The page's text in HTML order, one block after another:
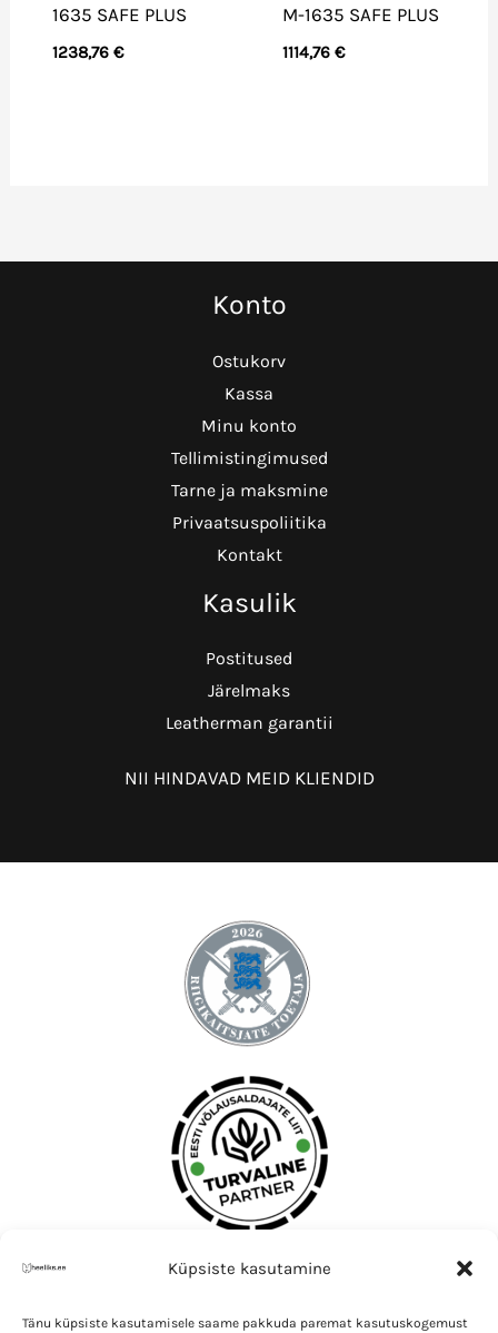
Küpsiste kasutamine
Tänu küpsiste kasutamisele saame pakkuda paremat kasutuskogemust
1635 SAFE PLUS
1238,76 €
M-1635 SAFE PLUS
1114,76€
Konto
Ostukorv
Kassa
Minu konto
Tellimistingimused
Tarne ja maksmine
Privaatsuspoliitika
Kontakt
Kasulik
Postitused
Järelmaks
Leatherman garantii
NII HINDAVAD MEID KLIENDID